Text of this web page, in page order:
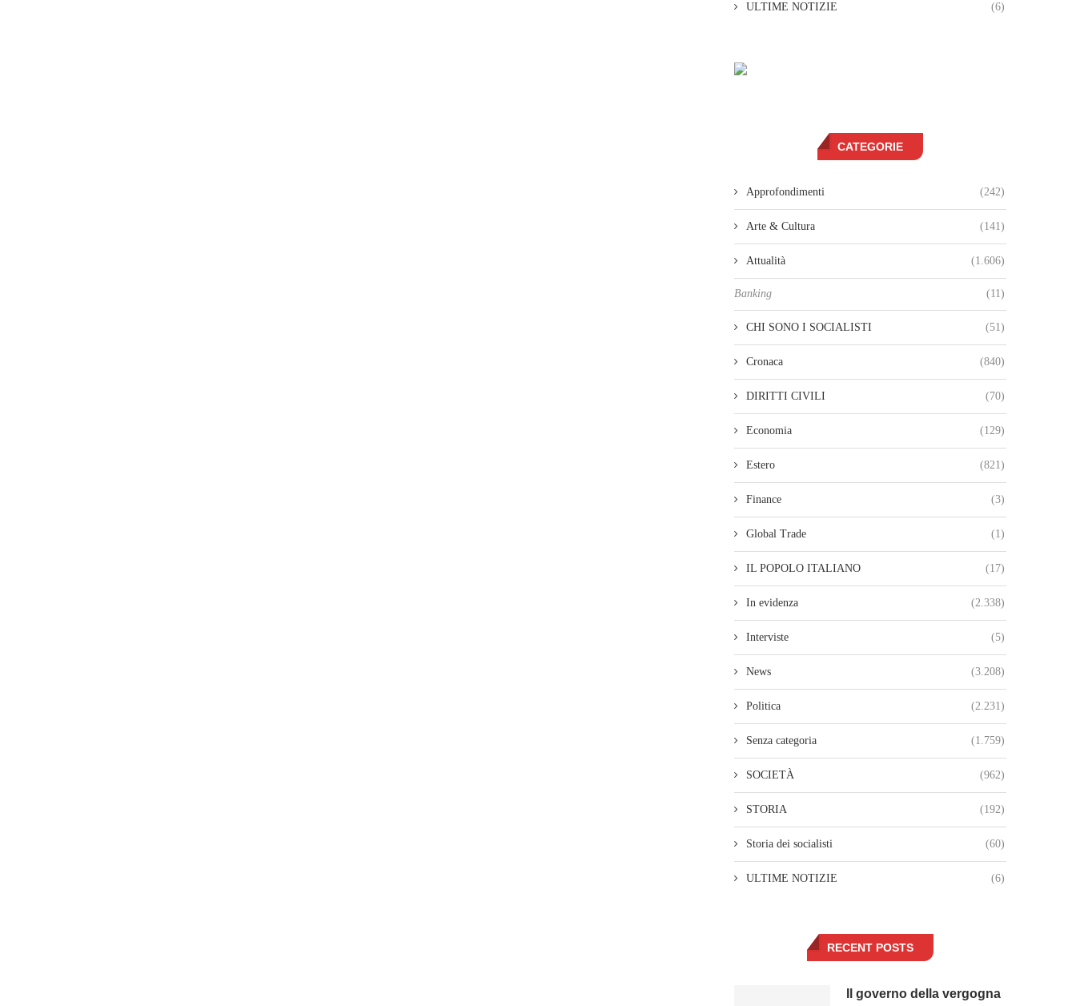
ULTIME NOTIZIE (6)
CATEGORIE
Approfondimenti (242)
Arte & Cultura (141)
Attualità (1.606)
Banking (11)
CHI SONO I SOCIALISTI (51)
Cronaca (840)
DIRITTI CIVILI (70)
Economia (129)
Estero (821)
Finance (3)
Global Trade (1)
IL POPOLO ITALIANO (17)
In evidenza (2.338)
Interviste (5)
News (3.208)
Politica (2.231)
Senza categoria (1.759)
SOCIETÀ (962)
STORIA (192)
Storia dei socialisti (60)
ULTIME NOTIZIE (6)
RECENT POSTS
Il governo della vergogna